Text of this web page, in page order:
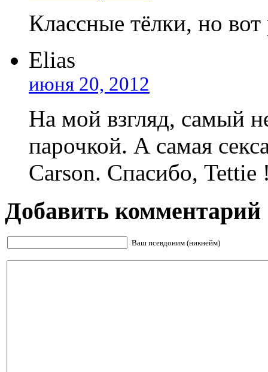
Классные тёлки, но
Elias
июня 20, 2012
На мой взгляд, самый
парочкой. А самая
Carson. Спасибо, Tettie
Добавить комментарий
Ваш псевдоним (никнейм)